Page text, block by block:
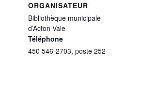
ORGANISATEUR
Bibliothèque municipale
d’Acton Vale
Téléphone
450 546-2703, poste 252